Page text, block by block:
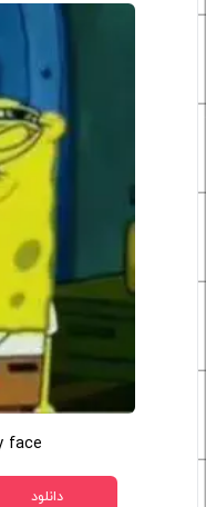
face
دانلود